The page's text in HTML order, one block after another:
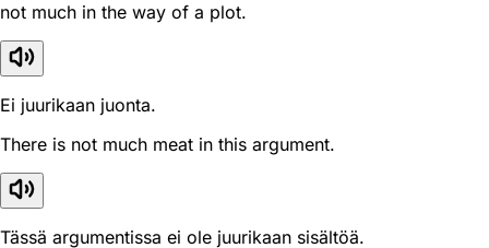
not much in the way of a plot.
Ei juurikaan juonta.
There is not much meat in this argument.
Tässä argumentissa ei ole juurikaan sisältöä.